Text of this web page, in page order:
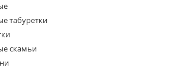
табуретки
скамьи